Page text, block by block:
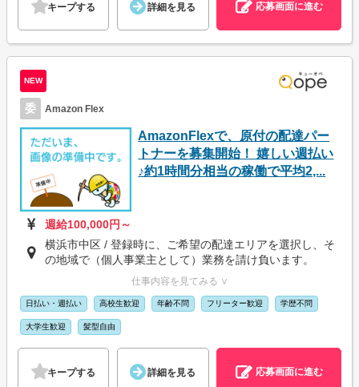
キープする 詳細を見る 応募画面に進む
NEW
委 Amazon Flex
AmazonFlexで、原付の配達パー
トナーを募集開始！ 嬉しい週払い
♪約1時間分相当の稼働で平均2,...
週給100,000円～
横浜市中区 / 登録時に、ご希望の配達エリアを選択し、そ
の地域で（個人事業主として）業務を請け負います。
仕事内容を見てみる ∨
日払い・週払い 高校生歓迎 年齢不問 フリーター歓迎 学歴不問
大学生歓迎 髪型自由
キープする 詳細を見る 応募画面に進む